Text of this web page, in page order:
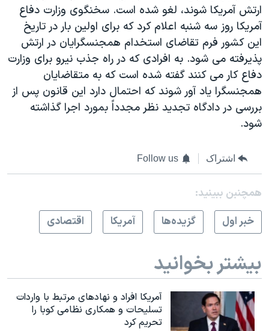
ارتش آمريکا شوند، لغو شده است. سخنگوی وزارت دفاع
آمريکا روز سه شنبه اعلام کرد که برای اولين بار در تاريخ
اين کشور فرم تقاضای استخدام همجنسگرايان در ارتش
پذيرفته می شود. به افرادی که در راه جذب نيرو برای وزارت
دفاع کار می کنند گفته شده است که به متقاضايان
همجنسگرا ياد آور شوند که احتمال دارد اين قانون پس از
بررسی در دادگاه تجديد نظر مجدداً بمورد اجرا گذاشته
شود.
اشتراک Follow us
همچنبن ببینید:
خبر اول
گزيده‌ها آمريکا اقتصادی
بیشتر بخوانید
آمریکا افراد و نهادهای مرتبط با واردات
تسلیحات و همکاری نظامی کوبا را
تحریم کرد